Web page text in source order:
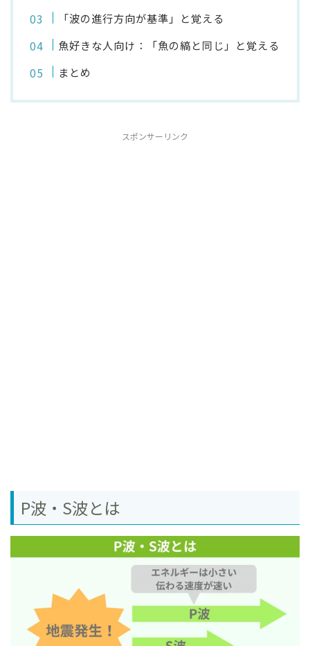
「波の進行方向が基準」と覚える
魚好きな人向け：「魚の縞と同じ」と覚える
まとめ
スポンサーリンク
P波・S波とは